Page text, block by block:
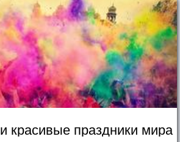
красивые праздники мира